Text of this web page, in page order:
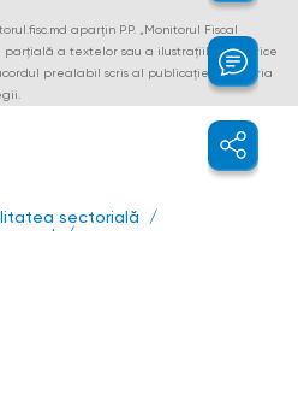
aparțin P.P. „Monitorul Fiscal
parțială a textelor sau a ilustrațiilor din orice
prealabil scris al publicației. Pirateria
sectorială